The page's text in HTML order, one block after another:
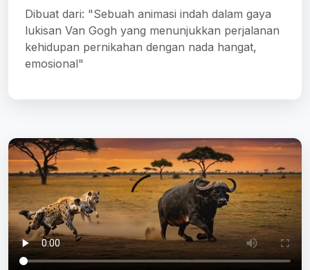
Dibuat dari: "Sebuah animasi indah dalam gaya
lukisan Van Gogh yang menunjukkan perjalanan
kehidupan pernikahan dengan nada hangat,
emosional"